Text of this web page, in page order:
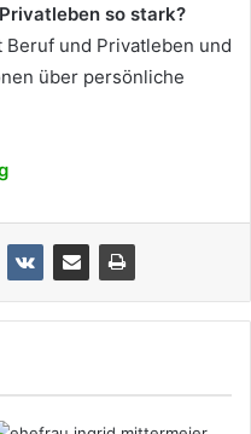
so stark?
und Privatleben und
über persönliche